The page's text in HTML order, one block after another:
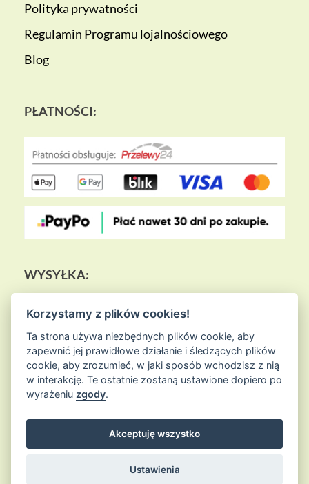
Polityka prywatności
Regulamin Programu lojalnościowego
Blog
PŁATNOŚCI:
WYSYŁKA:
© 2026Sklep Ziołowa Wyspais proudly powered by
Entries (RSS) and Comments (RSS)
Korzystamy z plików cookies!
Ta strona używa niezbędnych plików cookie, aby
zapewnić jej prawidłowe działanie i śledzących plików
cookie, aby zrozumieć, w jaki sposób wchodzisz z nią
w interakcję. Te ostatnie zostaną ustawione dopiero po
wyrażeniu zgody.
Akceptuję wszystko
Ustawienia